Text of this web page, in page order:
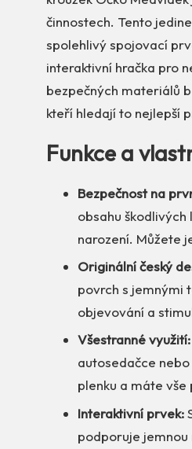
činnostech. Tento
spolehlivý spojovací
interaktivní hračka pro
bezpečných materiálů
kteří hledají to nejlepší
Funkce a
Bezpečnost na
obsahu
narození. Můžete
Originální český
povrch s jemnými
objevování a
Všestranné využití:
autosedačce
plenku a máte vše
Interaktivní prvek:
podporuje jemnou